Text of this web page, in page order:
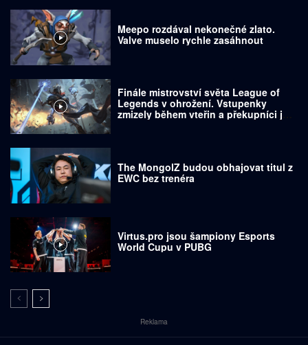
Meepo rozdával nekonečné zlato.
Valve muselo rychle zasáhnout
Finále mistrovství světa League of
Legends v ohrožení. Vstupenky
zmizely během vteřin a překupníci je
The MongolZ budou obhajovat titul z
EWC bez trenéra
Virtus.pro jsou šampiony Esports
World Cupu v PUBG
Reklama